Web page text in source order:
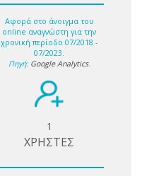
Αφορά στο άνοιγμα του
online αναγνώστη για την
χρονική περίοδο 07/2018 -
07/2023.
Πηγή: Google Analytics.
1
ΧΡΗΣΤΕΣ